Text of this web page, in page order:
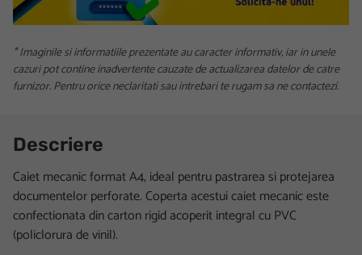
* Imaginile si informatiile prezentate au caracter informativ, iar in unele
cazuri pot contine inadvertente cauzate de actualizarea datelor de catre
furnizor. Pentru orice neclaritati sau intrebari te rugam sa ne contactezi.
Descriere
Caiet mecanic format A4, ideal pentru pastrarea si protejarea
documentelor perforate. Coperta acestui caiet mecanic este
confectionata din carton rigid acoperit integral cu PVC
(policlorura de vinil).